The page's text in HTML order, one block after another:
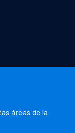
áreas de la